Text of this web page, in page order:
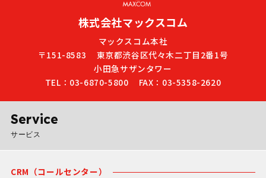
株式会社マックスコム
マックスコム本社
〒151-8583
東京都渋谷区代々木二丁目2番1号
小田急サザンタワー
TEL：03-6870-5800
FAX：03-5358-2620
Service
サービス
CRM（コールセンター）